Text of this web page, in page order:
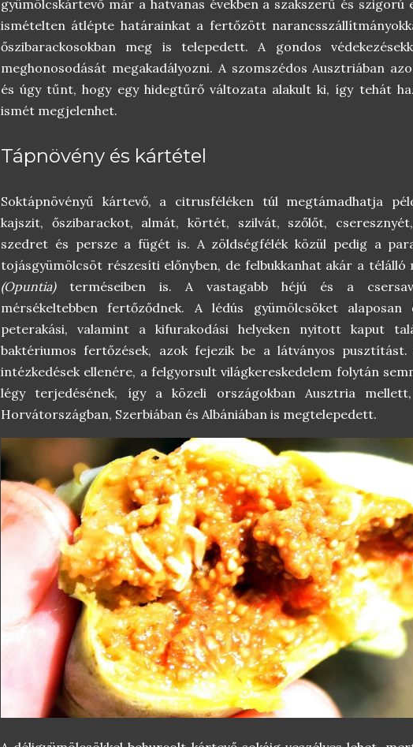
gyümölcskártevő már a hatvanas években a szakszerű és szigorú
ismételten átlépte határainkat a fertőzött
őszibarackosokban meg is telepedett. A gondos
meghonosodását megakadályozni. A szomszédos Ausztriában
és úgy tűnt, hogy egy hidegtűrő változata alakult ki, így tehát
ismét megjelenhet.
Tápnövény és kártétel
Soktápnövényű kártevő, a citrusféléken túl megtámadhatja
kajszit, őszibarackot, almát, körtét, szilvát, szőlőt,
szedret és persze a fügét is. A zöldségfélék közül pedig a
tojásgyümölcsöt részesíti előnyben, de felbukkanhat akár a télálló
(Opuntia)terméseiben is. A vastagabb héjú és a
mérsékeltebben fertőződnek. A lédús gyümölcsöket alaposan
peterakási, valamint a kifurakodási helyeken nyitott kaput
baktériumos fertőzések, azok fejezik be a látványos
intézkedések ellenére, a felgyorsult világkereskedelem folytán
légy terjedésének, így a közeli országokban Ausztria mellett,
Horvátországban, Szerbiában és Albániában is megtelepedett.